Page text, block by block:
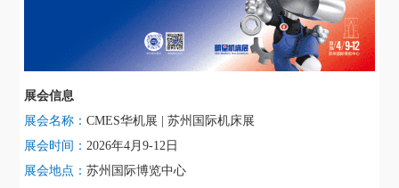
展会信息
展会名称：CMES华机展 |苏州 国际机床展
展会时间： 2026年4 月9-12 日
展会地点：苏州国际博览中心